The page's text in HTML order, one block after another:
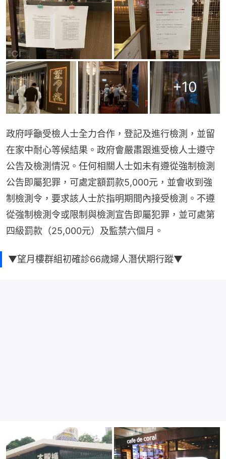
+10
政府呼籲受檢人士全力合作，登記及進行檢測，並留
在家中耐心等候結果。政府會嚴肅跟進受檢人士遵守
公告及檢測情況。任何相關人士如未有遵從強制檢測
公告即屬犯罪，可處定額罰款5,000元，並會收到強
制檢測令，要求該人士於指明期間內接受檢測。不遵
從強制檢測令或限制與檢測宣告即屬犯罪，並可處第
四級罰款（25,000元）及監禁六個月。
▼望月樓群組初確診66歳婦人潛伏期行蹤▼